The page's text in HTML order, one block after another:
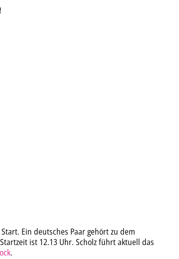
Ein deutsches Paar gehört zu dem
ist 12.13 Uhr. Scholz führt aktuell das
.